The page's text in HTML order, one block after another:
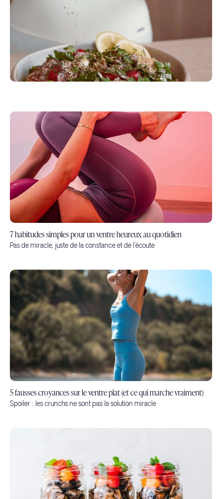
7 habitudes simples pour un ventre heureux au quotidien
Pas de miracle, juste de la constance et de l'écoute
5 fausses croyances sur le ventre plat (et ce qui marche vraiment)
Spoiler : les crunchs ne sont pas la solution miracle